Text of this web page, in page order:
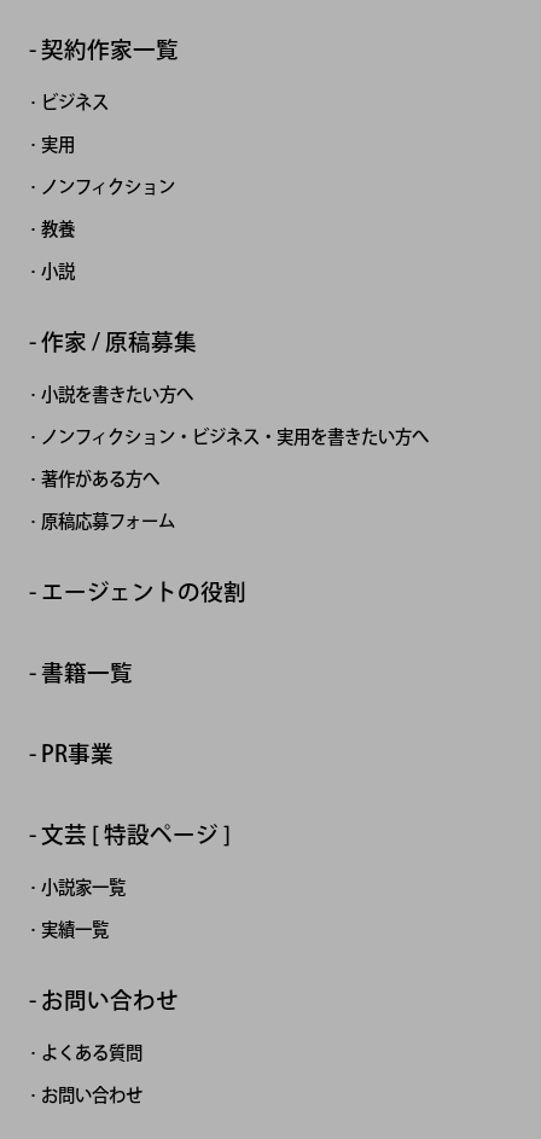
契約作家一覧
ビジネス
実用
ノンフィクション
教養
小説
作家 / 原稿募集
小説を書きたい方へ
ノンフィクション・ビジネス・実用を書きたい方へ
著作がある方へ
原稿応募フォーム
エージェントの役割
書籍一覧
PR事業
文芸 [ 特設ページ ]
小説家一覧
実績一覧
お問い合わせ
よくある質問
お問い合わせ